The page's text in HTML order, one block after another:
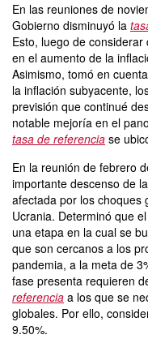
En las reuniones de
Gobierno disminuyó la
Esto, luego de
en el aumento de la
Asimismo, tomó en
la inflación subyacente,
previsión que continué
notable mejoría en el
tasa de referencia se
En la reunión de febrero
importante descenso de
afectada por los choques
Ucrania. Determinó que
una etapa en la cual se
que son cercanos a los
pandemia, a la meta de
fase presenta requieren
referencia a los que se
globales. Por ello,
9.50%.